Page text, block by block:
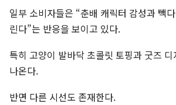
일부 소비자들은 “춘배 캐릭터 감성과 빽
린다”는 반응을 보이고 있다.
특히 고양이 발바닥 초콜릿 토핑과 굿즈
나온다.
반면 다른 시선도 존재한다.